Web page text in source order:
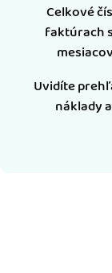
Celkové
faktúrach
Uvidíte
náklady